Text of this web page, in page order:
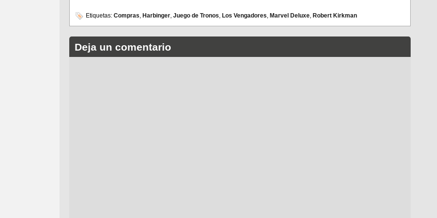
Etiquetas: Compras, Harbinger, Juego de Tronos, Los Vengadores, Marvel Deluxe, Robert Kirkman
Deja un comentario